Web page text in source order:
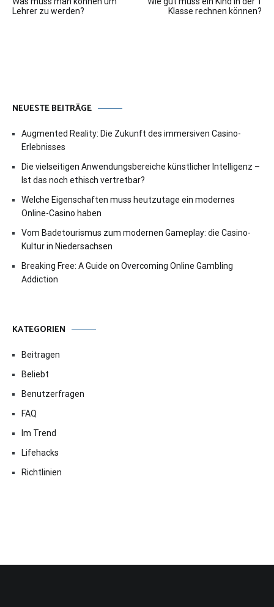
Lehrer zu werden?
Klasse rechnen können?
NEUESTE BEITRÄGE
Augmented Reality: Die Zukunft des immersiven Casino-
Erlebnisses
Die vielseitigen Anwendungsbereiche künstlicher Intelligenz –
Ist das noch ethisch vertretbar?
Welche Eigenschaften muss heutzutage ein modernes
Online-Casino haben
Vom Badetourismus zum modernen Gameplay: die Casino-
Kultur in Niedersachsen
Breaking Free: A Guide on Overcoming Online Gambling
Addiction
KATEGORIEN
Beitragen
Beliebt
Benutzerfragen
FAQ
Im Trend
Lifehacks
Richtlinien